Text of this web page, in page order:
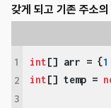
갖게 되고 기존 주소
1
2
3
int[] arr = {1
int[] temp =